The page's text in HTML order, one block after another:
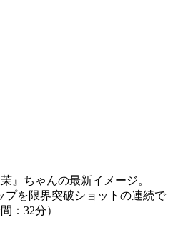
』ちゃんの最新イメージ。
プを限界突破ショットの連続で
：32分）